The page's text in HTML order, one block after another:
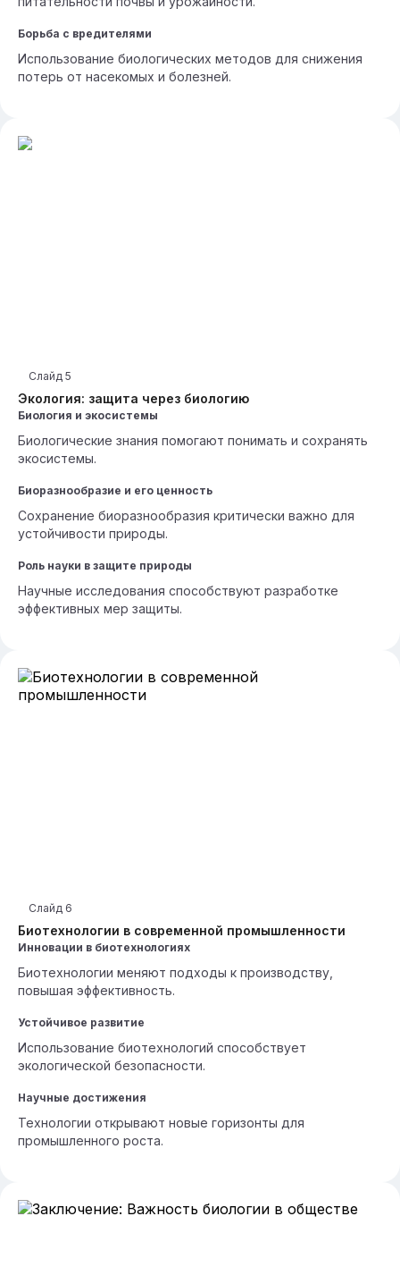
Борьба с вредителями
Использование биологических методов для снижения
потерь от насекомых и болезней.
Экология: защита через биологию
Слайд 5
Биология и экосистемы
Биологические знания помогают понимать и сохранять
экосистемы.
Биоразнообразие и его ценность
Сохранение биоразнообразия критически важно для
устойчивости природы.
Роль науки в защите природы
Научные исследования способствуют разработке
эффективных мер защиты.
Биотехнологии в современной промышленности
Слайд 6
Инновации в биотехнологиях
Биотехнологии меняют подходы к производству,
повышая эффективность.
Устойчивое развитие
Использование биотехнологий способствует
экологической безопасности.
Научные достижения
Технологии открывают новые горизонты для
промышленного роста.